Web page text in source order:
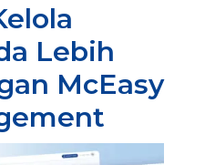
Lebih
McEasy